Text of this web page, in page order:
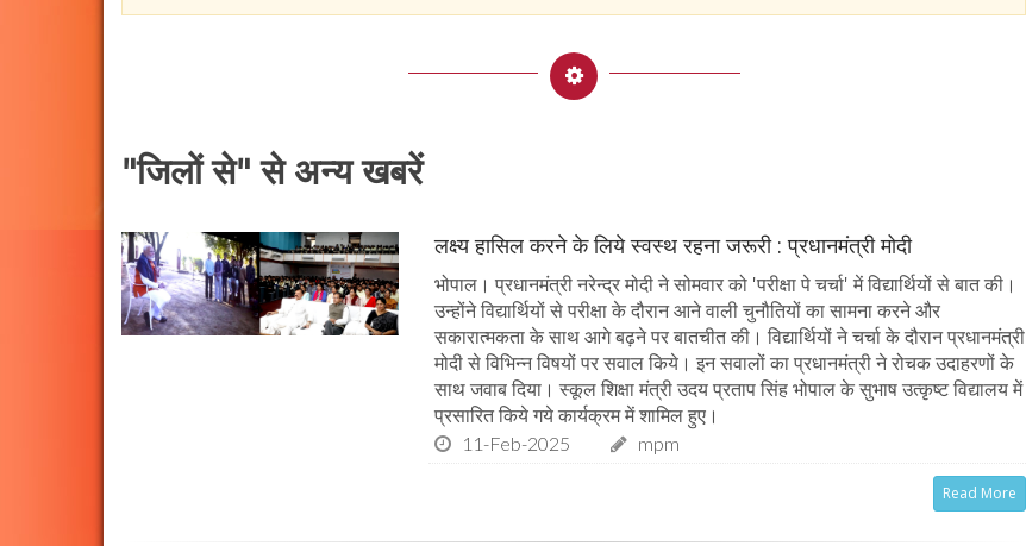
"जिलों से" से अन्य खबरें
लक्ष्य हासिल करने के लिये स्वस्थ रहना जरूरी : प्रधानमंत्री मोदी
भोपाल। प्रधानमंत्री नरेन्द्र मोदी ने सोमवार को 'परीक्षा पे चर्चा' में विद्यार्थियों से बात की।
उन्होंने विद्यार्थियों से परीक्षा के दौरान आने वाली चुनौतियों का सामना करने और
सकारात्मकता के साथ आगे बढ़ने पर बातचीत की। विद्यार्थियों ने चर्चा के दौरान प्रधानमंत्री
मोदी से विभिन्न विषयों पर सवाल किये। इन सवालों का प्रधानमंत्री ने रोचक उदाहरणों के
साथ जवाब दिया। स्कूल शिक्षा मंत्री उदय प्रताप सिंह भोपाल के सुभाष उत्कृष्ट विद्यालय में
प्रसारित किये गये कार्यक्रम में शामिल हुए।
11-Feb-2025 mpm
Read More